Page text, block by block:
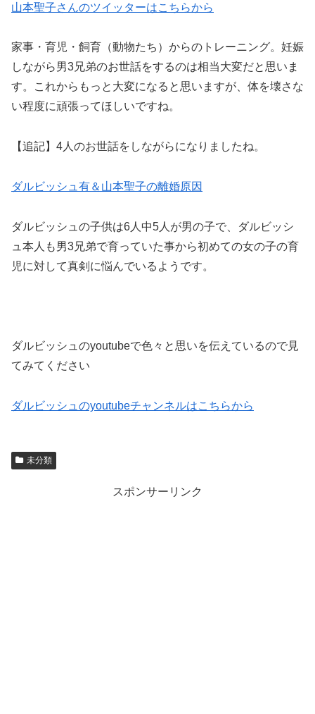
山本聖子さんのツイッターはこちらから
家事・育児・飼育（動物たち）からのトレーニング。妊娠
しながら男3兄弟のお世話をするのは相当大変だと思いま
す。これからもっと大変になると思いますが、体を壊さな
い程度に頑張ってほしいですね。
【追記】4人のお世話をしながらになりましたね。
ダルビッシュ有＆山本聖子の離婚原因
ダルビッシュの子供は6人中5人が男の子で、ダルビッシ
ュ本人も男3兄弟で育っていた事から初めての女の子の育
児に対して真剣に悩んでいるようです。
ダルビッシュのyoutubeで色々と思いを伝えているので見
てみてください
ダルビッシュのyoutubeチャンネルはこちらから
未分類
スポンサーリンク